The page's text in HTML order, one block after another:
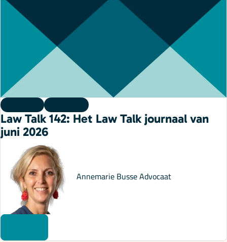
Law Talk 142: Het Law Talk journaal van
juni 2026
Annemarie BusseAdvocaat